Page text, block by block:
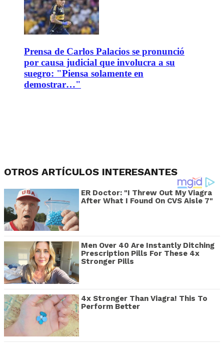
Prensa de Carlos Palacios se pronunció
por causa judicial que involucra a su
suegro: "Piensa solamente en
demostrar…"
OTROS ARTÍCULOS INTERESANTES
ER Doctor: "I Threw Out My Viagra
After What I Found On CVS Aisle 7"
Men Over 40 Are Instantly Ditching
Prescription Pills For These 4x
Stronger Pills
4x Stronger Than Viagra! This To
Perform Better